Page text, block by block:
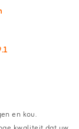
en kou.